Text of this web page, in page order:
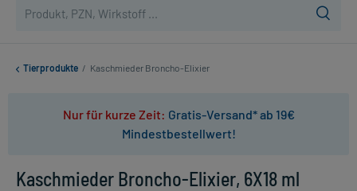
Tierprodukte / Kaschmieder Broncho-Elixier
Nur für kurze Zeit: Gratis-Versand* ab 19€
Mindestbestellwert!
Kaschmieder Broncho-Elixier, 6X18 ml